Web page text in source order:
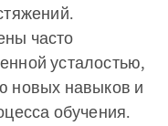
часто
усталостью,
новых навыков и
обучения.